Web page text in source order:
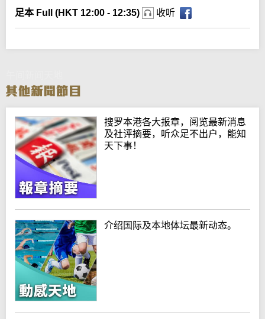
足本 Full (HKT 12:00 - 12:35) 收听
搜罗本港各大报章，阅览最新消息
及社评摘要，听众足不出户，能知
天下事！
介绍国际及本地体坛最新动态。